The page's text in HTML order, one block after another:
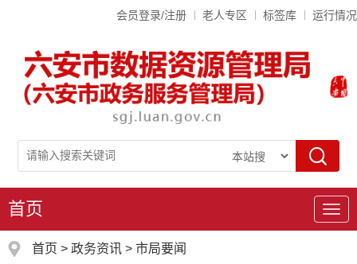
会员登录/注册 老人专区 标签库 运行情况
导
首页
首页 > 政务资讯 > 市局要闻